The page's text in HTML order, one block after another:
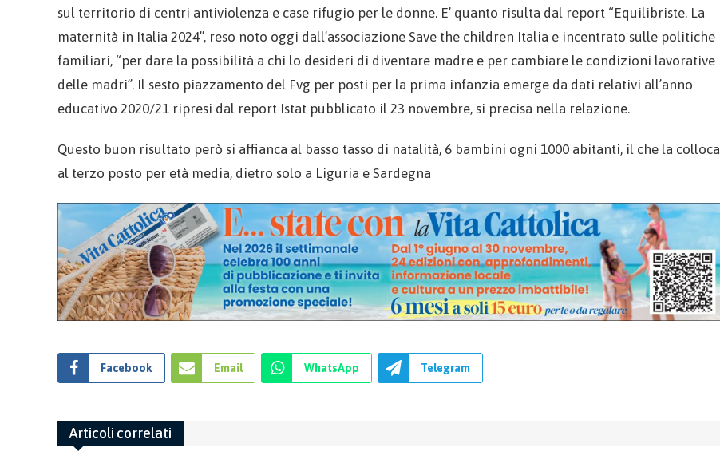
sul territorio di centri antiviolenza e case rifugio per le donne. E’ quanto risulta dal report “Equilibriste. La
maternità in Italia 2024”, reso noto oggi dall’associazione Save the children Italia e incentrato sulle politiche
familiari, “per dare la possibilità a chi lo desideri di diventare madre e per cambiare le condizioni lavorative
delle madri”. Il sesto piazzamento del Fvg per posti per la prima infanzia emerge da dati relativi all’anno
educativo 2020/21 ripresi dal report Istat pubblicato il 23 novembre, si precisa nella relazione.
Questo buon risultato però si affianca al basso tasso di natalità, 6 bambini ogni 1000 abitanti, il che la colloca
al terzo posto per età media, dietro solo a Liguria e Sardegna
Facebook Email WhatsApp Telegram
Articoli correlati